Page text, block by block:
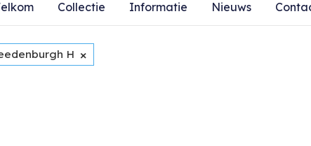
Collectie Informatie Nieuws
H ×